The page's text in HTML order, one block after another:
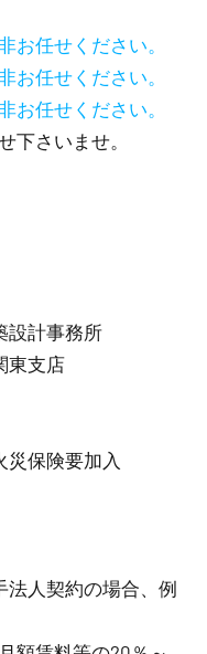
お任せください。
お任せください。
お任せください。
下さいませ。
計事務所
支店
険要加入
人契約の場合、例